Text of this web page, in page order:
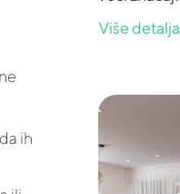
ih
Više detalja